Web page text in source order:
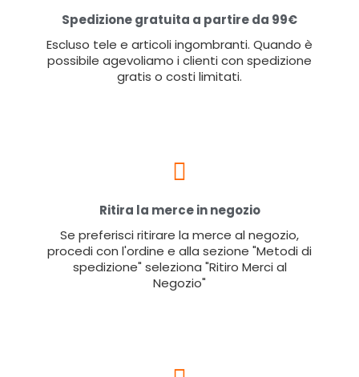
Spedizione gratuita a partire da 99€
Escluso tele e articoli ingombranti. Quando è
possibile agevoliamo i clienti con spedizione
gratis o costi limitati.
Ritira la merce in negozio
Se preferisci ritirare la merce al negozio,
procedi con l'ordine e alla sezione "Metodi di
spedizione" seleziona "Ritiro Merci al
Negozio"